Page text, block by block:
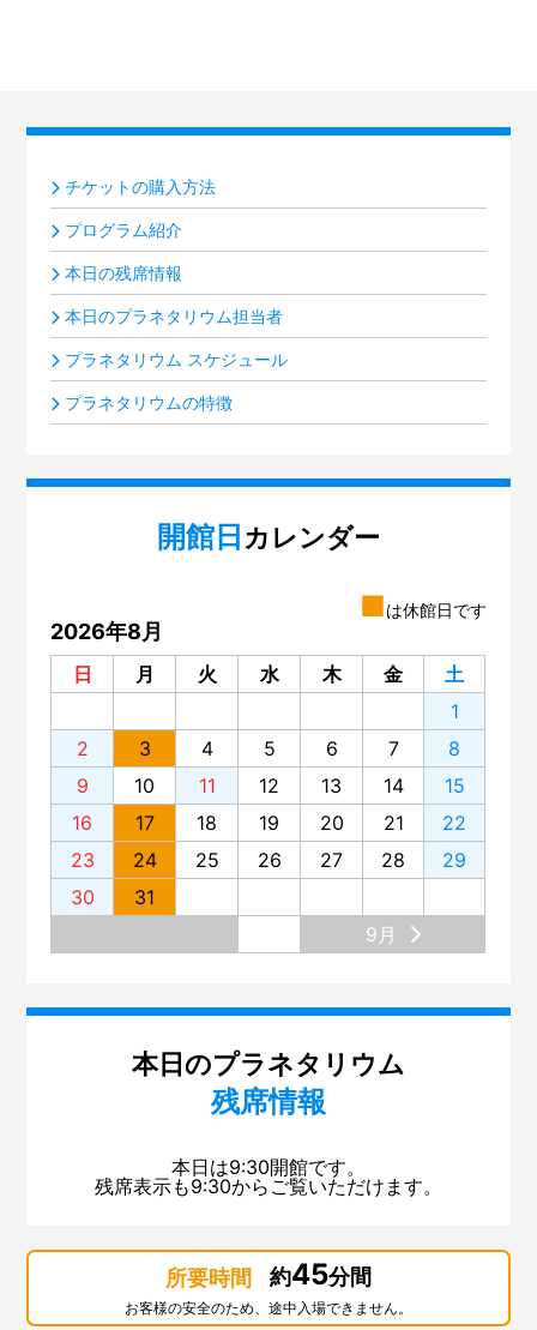
チケットの購入方法
プログラム紹介
本日の残席情報
本日のプラネタリウム担当者
プラネタリウム スケジュール
プラネタリウムの特徴
開館日 カレンダー
■は休館日です
2026年8月
日 月 火 水 木 金
土
1
2
3 4 5 6 7
8
9
10 11 12 13 14
15
16
17 18 19 20 21
22
23
24 25 26 27 28
29
30
31
9月
本日のプラネタリウム
残席情報
本日は9:30開館です。
残席表示も9:30からご覧いただけます。
所要時間 約45分間
お客様の安全のため、途中入場できません。